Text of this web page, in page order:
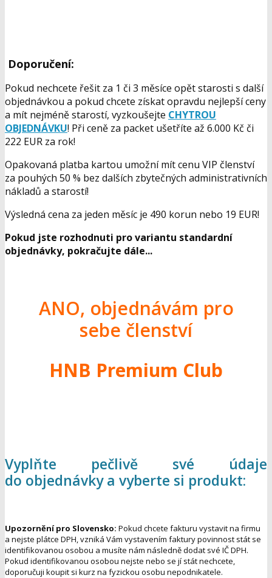
Doporučení:
Pokud nechcete řešit za 1 či 3 měsíce opět starosti s další
objednávkou a pokud chcete získat opravdu nejlepší ceny
a mít nejméně starostí, vyzkoušejte CHYTROU
OBJEDNÁVKU! Při ceně za packet ušetříte až 6.000 Kč či
222 EUR za rok!
Opakovaná platba kartou umožní mít cenu VIP členství
za pouhých 50 % bez dalších zbytečných administrativních
nákladů a starostí!
Výsledná cena za jeden měsíc je 490 korun nebo 19 EUR!
Pokud jste rozhodnuti pro variantu standardní
objednávky, pokračujte dále...
ANO, objednávám pro
sebe členství
HNB Premium Club
Vyplňte pečlivě své údaje
do objednávky a vyberte si produkt:
Upozornění pro Slovensko: Pokud chcete fakturu vystavit na firmu
a nejste plátce DPH, vzniká Vám vystavením faktury povinnost stát se
identifikovanou osobou a musíte nám následně dodat své IČ DPH.
Pokud identifikovanou osobou nejste nebo se jí stát nechcete,
doporučuji koupit si kurz na fyzickou osobu nepodnikatele.